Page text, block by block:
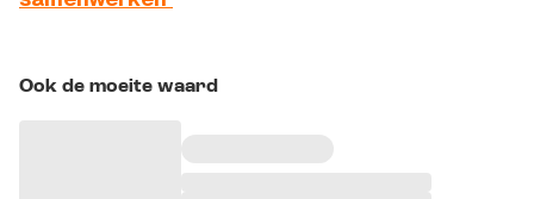
Ook de moeite waard